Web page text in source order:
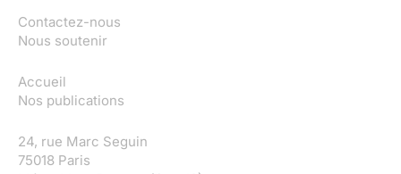
Contactez-nous
Nous soutenir
Accueil
Nos publications
24, rue Marc Seguin
75018 Paris